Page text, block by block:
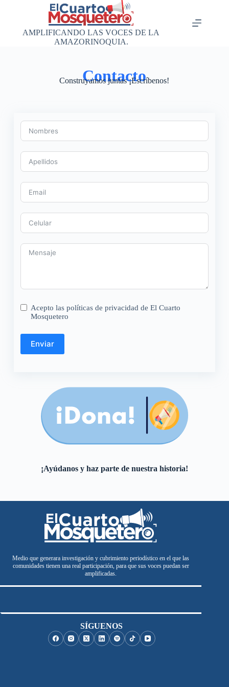
AMPLIFICANDO LAS VOCES DE LA
AMAZORINOQUIA.
Contacto
Construyamos juntas ¡Escríbenos!
Acepto las políticas de privacidad de El Cuarto
Mosquetero
Enviar
¡Ayúdanos y haz parte de nuestra historia!
Medio que generara investigación y cubrimiento periodístico en el que las
comunidades tienen una real participación, para que sus voces puedan ser
amplificadas.
SÍGUENOS